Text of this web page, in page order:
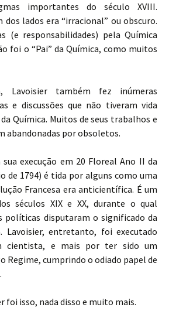
importantes do século XVIII.
lados era “irracional” ou obscuro.
(e responsabilidades) pela Química
foi o “Pai” da Química, como muitos
Lavoisier também fez inúmeras
e discussões que não tiveram vida
Química. Muitos de seus trabalhos e
abandonadas por obsoletos.
execução em 20 Floreal Ano II da
de 1794) é tida por alguns como uma
Francesa era anticientífica. É um
séculos XIX e XX, durante o qual
políticas disputaram o significado da
Lavoisier, entretanto, foi executado
cientista, e mais por ter sido um
Regime, cumprindo o odiado papel de
isso, nada disso e muito mais.